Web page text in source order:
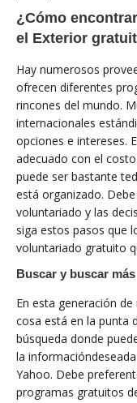
¿Cómo
el Exterior
Hay numerosos
ofrecen diferentes
rincones del mundo.
internacionales
opciones e intereses.
adecuado con el
puede ser bastante
está organizado.
voluntariado y las
siga estos pasos que
voluntariado gratuito
Buscar y buscar más
En esta generación
cosa está en la punta
búsqueda donde
la
Yahoo. Debe
programas gratuitos